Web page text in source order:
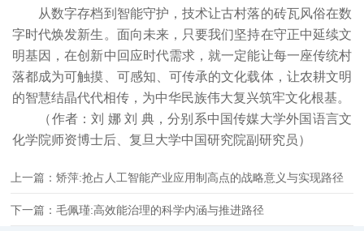
从数字存档到智能守护，技术让古村落的砖瓦风俗在数
字时代焕发新生。面向未来，只要我们坚持在守正中延续文
明基因，在创新中回应时代需求，就一定能让每一座传统村
落都成为可触摸、可感知、可传承的文化载体，让农耕文明
的智慧结晶代代相传，为中华民族伟大复兴筑牢文化根基。
（作者：刘 娜 刘 典，分别系中国传媒大学外国语言文
化学院师资博士后、复旦大学中国研究院副研究员）
上一篇：矫萍:抢占人工智能产业应用制高点的战略意义与实现路径
下一篇：毛佩瑾:高效能治理的科学内涵与推进路径